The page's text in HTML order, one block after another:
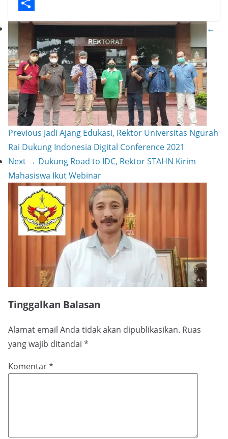
p
t
e
e
s
t
ip
L
i
n
k
S
h
a
r
e
←
Previous Jadi Ajang Edukasi, Rektor Universitas Ngurah
Rai Dukung Indonesia Digital Conference 2021
Next → Dukung Road to IDC, Rektor STAHN Kirim
Mahasiswa Ikut Webinar
Tinggalkan Balasan
Alamat email Anda tidak akan dipublikasikan. Ruas
yang wajib ditandai *
Komentar*